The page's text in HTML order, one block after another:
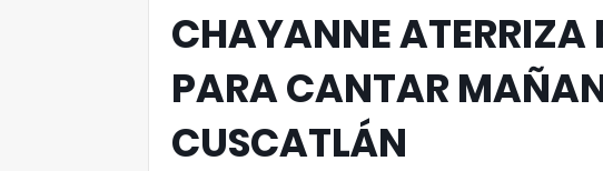
CHAYANNE ATERRIZA
PARA CANTAR
CUSCATLÁN